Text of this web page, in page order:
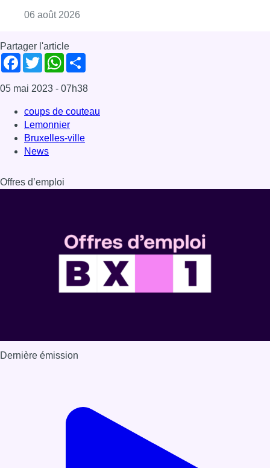
06 août 2026
Partager l'article
Facebook
TwitterWhatsApp
05 mai 2023 - 07h38
coups de couteau
Lemonnier
Bruxelles-ville
News
Offres d’emploi
Dernière émission